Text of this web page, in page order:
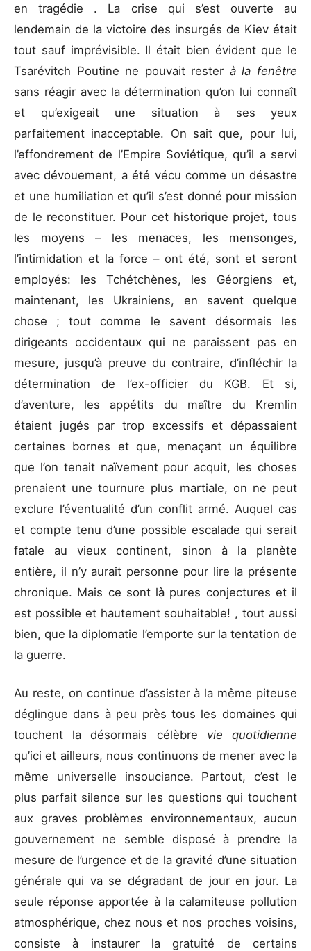
en tragédie . La crise qui s’est ouverte au
lendemain de la victoire des insurgés de Kiev était
tout sauf imprévisible. Il était bien évident que le
Tsarévitch Poutine ne pouvait rester à la fenêtre
sans réagir avec la détermination qu’on lui connaît
et qu’exigeait une situation à ses yeux
parfaitement inacceptable. On sait que, pour lui,
l’effondrement de l’Empire Soviétique, qu’il a servi
avec dévouement, a été vécu comme un désastre
et une humiliation et qu’il s’est donné pour mission
de le reconstituer. Pour cet historique projet, tous
les moyens – les menaces, les mensonges,
l’intimidation et la force – ont été, sont et seront
employés: les Tchétchènes, les Géorgiens et,
maintenant, les Ukrainiens, en savent quelque
chose ; tout comme le savent désormais les
dirigeants occidentaux qui ne paraissent pas en
mesure, jusqu’à preuve du contraire, d’infléchir la
détermination de l’ex-officier du KGB. Et si,
d’aventure, les appétits du maître du Kremlin
étaient jugés par trop excessifs et dépassaient
certaines bornes et que, menaçant un équilibre
que l’on tenait naïvement pour acquit, les choses
prenaient une tournure plus martiale, on ne peut
exclure l’éventualité d’un conflit armé. Auquel cas
et compte tenu d’une possible escalade qui serait
fatale au vieux continent, sinon à la planète
entière, il n’y aurait personne pour lire la présente
chronique. Mais ce sont là pures conjectures et il
est possible et hautement souhaitable! , tout aussi
bien, que la diplomatie l’emporte sur la tentation de
la guerre.
Au reste, on continue d’assister à la même piteuse
déglingue dans à peu près tous les domaines qui
touchent la désormais célèbre vie quotidienne
qu’ici et ailleurs, nous continuons de mener avec la
même universelle insouciance. Partout, c’est le
plus parfait silence sur les questions qui touchent
aux graves problèmes environnementaux, aucun
gouvernement ne semble disposé à prendre la
mesure de l’urgence et de la gravité d’une situation
générale qui va se dégradant de jour en jour. La
seule réponse apportée à la calamiteuse pollution
atmosphérique, chez nous et nos proches voisins,
consiste à instaurer la gratuité de certains